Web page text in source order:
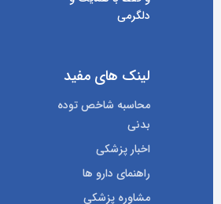
دلگرمی
لینک های مفید
محاسبه شاخص توده
بدنی
اخبار پزشکی
راهنمای دارو ها
مشاوره پزشکی